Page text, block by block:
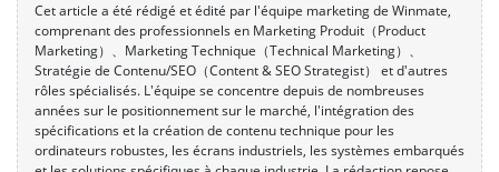
Cet article a été rédigé et édité par l'équipe marketing de Winmate,
comprenant des professionnels en Marketing Produit（Product
Marketing）、Marketing Technique（Technical Marketing）、
Stratégie de Contenu/SEO（Content & SEO Strategist） et d'autres
rôles spécialisés. L'équipe se concentre depuis de nombreuses
années sur le positionnement sur le marché, l'intégration des
spécifications et la création de contenu technique pour les
ordinateurs robustes, les écrans industriels, les systèmes embarqués